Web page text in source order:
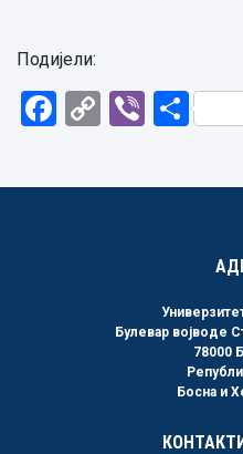
Подијели:
Facebook
CopyViber
Булевар војводе
78000
Босна и